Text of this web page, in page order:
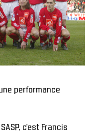
performance
c’est Francis